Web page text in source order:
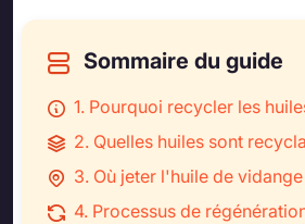
Sommaire du guide
1. Pourquoi recycler les
2. Quelles huiles sont
3. Où jeter l'huile de vidange
4. Processus de